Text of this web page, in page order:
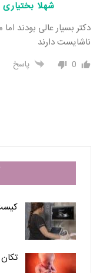
شهلا بختیاری
دکتر بسیار عالی بودند
ناشایست دارند
0 پاسخ
کیست 25 میلی متری